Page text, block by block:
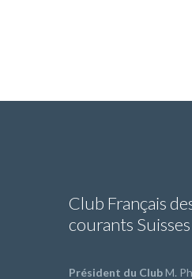
Club Français
courants Suisses
Président du ClubM.